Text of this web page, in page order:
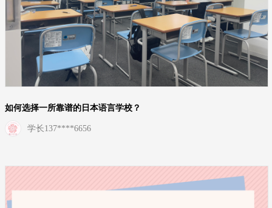
如何选择一所靠谱的日本语言学校？
学长137****6656